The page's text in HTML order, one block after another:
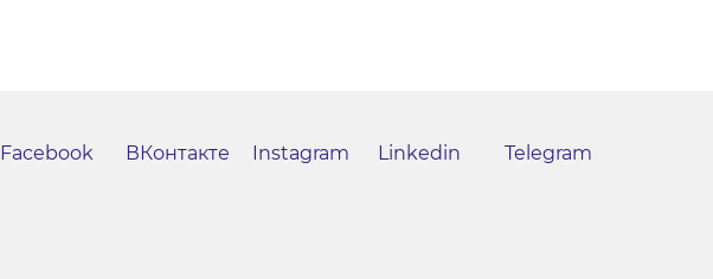
Facebook ВКонтакте Instagram Linkedin Telegram